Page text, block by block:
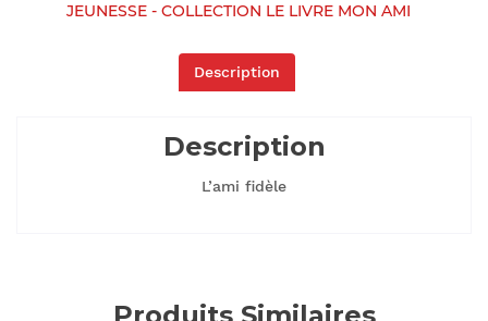
JEUNESSE - COLLECTION LE LIVRE MON AMI
Description
Description
L’ami fidèle